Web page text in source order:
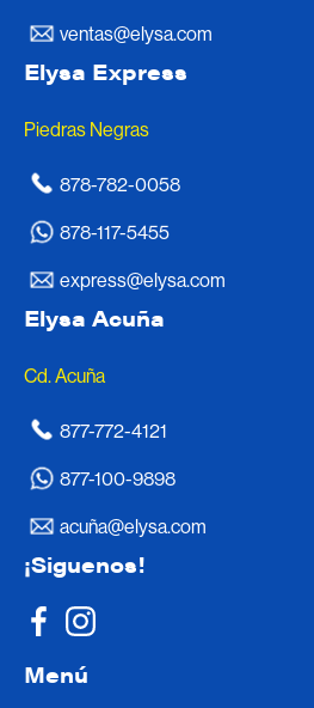
ventas@elysa.com
Elysa Express
Piedras Negras
878-782-0058
878-117-5455
express@elysa.com
Elysa Acuña
Cd. Acuña
877-772-4121
877-100-9898
acuña@elysa.com
¡Siguenos!
Menú